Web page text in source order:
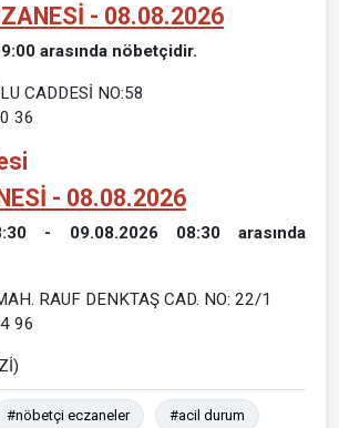
- 08.08.2026
arasında nöbetçidir.
CADDESİ NO:58
36
- 08.08.2026
- 09.08.2026 08:30 arasında
RAUF DENKTAŞ CAD. NO: 22/1
96
#nöbetçi eczaneler #acil durum